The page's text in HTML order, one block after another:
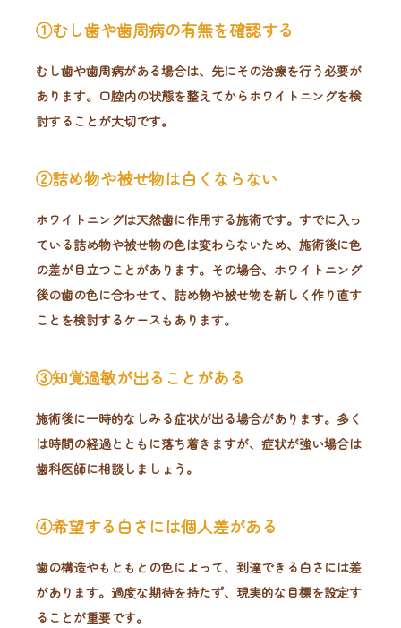
①むし歯や歯周病の有無を確認する
むし歯や歯周病がある場合は、先にその治療を行う必要が
あります。口腔内の状態を整えてからホワイトニングを検
討することが大切です。
②詰め物や被せ物は白くならない
ホワイトニングは天然歯に作用する施術です。すでに入っ
ている詰め物や被せ物の色は変わらないため、施術後に色
の差が目立つことがあります。その場合、ホワイトニング
後の歯の色に合わせて、詰め物や被せ物を新しく作り直す
ことを検討するケースもあります。
③知覚過敏が出ることがある
施術後に一時的なしみる症状が出る場合があります。多く
は時間の経過とともに落ち着きますが、症状が強い場合は
歯科医師に相談しましょう。
④希望する白さには個人差がある
歯の構造やもともとの色によって、到達できる白さには差
があります。過度な期待を持たず、現実的な目標を設定す
ることが重要です。